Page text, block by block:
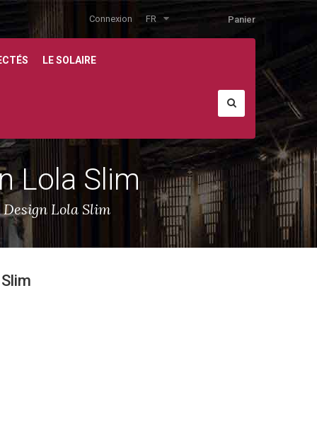
Panier
FR
Connexion
LE SOLAIRE
Lola Slim
Lola Slim